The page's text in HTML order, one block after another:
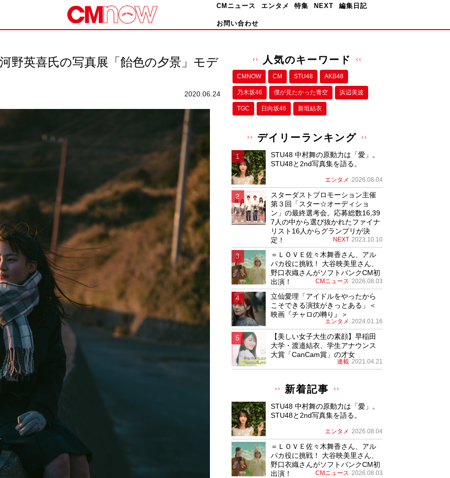
CMニュース エンタメ 特集 NEXT 編集日記
お問い合わせ
野英喜氏の写真展「飴色の夕景」モデ
2020.06.24
人気のキーワード
CMNOW CM STU48 AKB48
乃木坂46 僕が⾒たかった⻘空 浜辺美波
TGC 日向坂46 新垣結衣
デイリーランキング
STU48 中村舞の原動力は「愛」。
STU48と2nd写真集を語る。
エンタメ 2026.08.04
スターダストプロモーション主催
第３回「スター☆オーディショ
ン」の最終選考会。応募総数16,39
7人の中から選び抜かれたファイナ
リスト16人からグランプリが決
定！
NEXT 2023.10.10
＝ＬＯＶＥ佐々木舞香さん、アル
パカ役に挑戦！ 大谷映美里さん、
野口衣織さんがソフトバンクCM初
出演！
CMニュース 2026.08.03
立仙愛理「アイドルをやったから
こそできる演技がきっとある」＜
映画『チャロの囀り』＞
エンタメ 2024.01.16
【美しい女子大生の素顔】早稲田
大学・渡邉結衣、学生アナウンス
大賞「CanCam賞」の才女
連載 2021.04.21
新着記事
STU48 中村舞の原動力は「愛」。
STU48と2nd写真集を語る。
エンタメ 2026.08.04
＝ＬＯＶＥ佐々木舞香さん、アル
パカ役に挑戦！ 大谷映美里さん、
野口衣織さんがソフトバンクCM初
出演！
CMニュース 2026.08.03